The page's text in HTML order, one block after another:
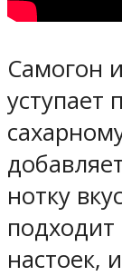
Самогон
уступает
нотку
настоек,